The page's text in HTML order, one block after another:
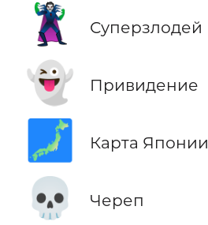
🦹 Суперзлодей
👻 Привидение
🗾 Карта Японии
💀 Череп